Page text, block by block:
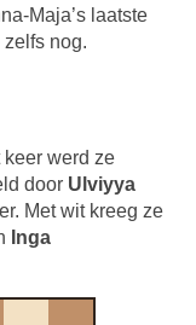
Maja’s laatste
nog.
keer werd ze
door Ulviyya
Met wit kreeg ze
Inga